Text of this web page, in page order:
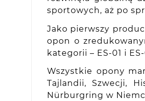
sportowych, aż po
Jako pierwszy
opon o
kategorii – ES-01 i
Wszystkie opony
Tajlandii, Szwecji,
Nürburgring w